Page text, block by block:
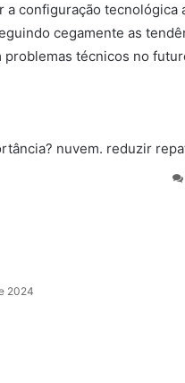
configuração tecnológica
cegamente as
técnicos no
nuvem. reduzir
2024